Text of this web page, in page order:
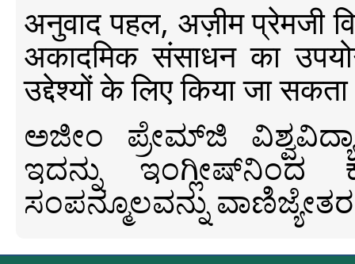
अनुवाद पहल, अज़ीम प्रेमजी
अकादमिक संसाधन का
उद्देश्यों के लिए किया जा
ಅಜೀಂ ಪ್ರೇಮ್‍ಜಿ
ಇದನ್ನು ಇಂಗ್ಲೀಷ್‍ನಿಂದ
ಸಂಪನ್ಮೂಲವನ್ನು